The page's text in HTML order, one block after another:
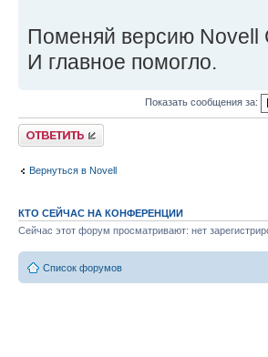
Поменяй версию Novell
И главное помогло.
Показать сообщения за:
Ответить
Вернуться в Novell
КТО СЕЙЧАС НА КОНФЕРЕНЦИИ
Сейчас этот форум просматривают: нет
Список форумов